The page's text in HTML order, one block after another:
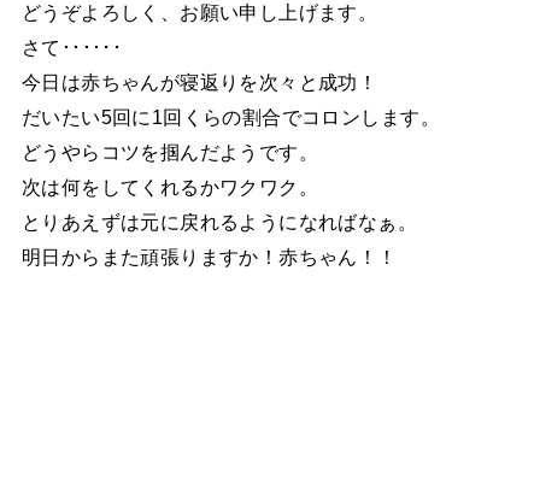
どうぞよろしく、お願い申し上げます。
さて･･････
今日は赤ちゃんが寝返りを次々と成功！
だいたい5回に1回くらの割合でコロンします。
どうやらコツを掴んだようです。
次は何をしてくれるかワクワク。
とりあえずは元に戻れるようになればなぁ。
明日からまた頑張りますか！赤ちゃん！！